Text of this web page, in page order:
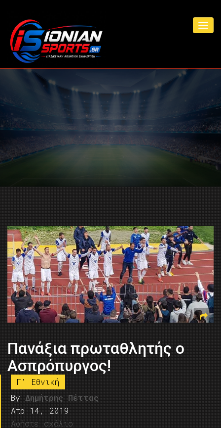
Πανάξια πρωταθλητής ο
Ασπρόπυργος!
Γ' Εθνική
By Δημήτρης Πέττας
Απρ 14, 2019
Αφήστε σχόλιο